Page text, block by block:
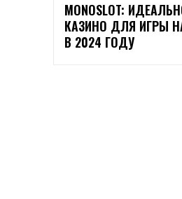
MONOSLOT:
КАЗИНО ДЛЯ ИГРЫ
В 2024 ГОДУ